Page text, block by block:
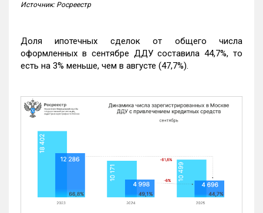
Источник: Росреестр
Доля ипотечных сделок от общего числа
оформленных в сентябре ДДУ составила 44,7%, то
есть на 3% меньше, чем в августе (47,7%).